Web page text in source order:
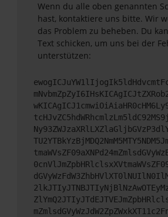
Wenn du alle oben genannten
hast, kontaktiere uns bitte. Wir
das Problem zu beheben. Du
Text schicken, um uns bei der
unterstützen: